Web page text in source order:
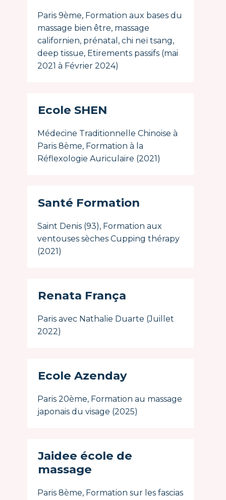
Paris 9ème, Formation aux bases du
massage bien être, massage
californien, prénatal, chi neï tsang,
deep tissue, Etirements passifs (mai
2021 à Février 2024)
Ecole SHEN
Médecine Traditionnelle Chinoise à
Paris 8ème, Formation à la
Réflexologie Auriculaire (2021)
Santé Formation
Saint Denis (93), Formation aux
ventouses sèches Cupping thérapy
(2021)
Renata França
Paris avec Nathalie Duarte (Juillet
2022)
Ecole Azenday
Paris 20ème, Formation au massage
japonais du visage (2025)
Jaidee école de
massage
Paris 8ème, Formation sur les fascias